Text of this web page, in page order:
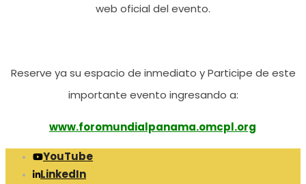
web oficial del evento.
Reserve ya su espacio de inmediato y Participe de este
importante evento ingresando a:
www.foromundialpanama.omcpl.org
YouTube
LinkedIn